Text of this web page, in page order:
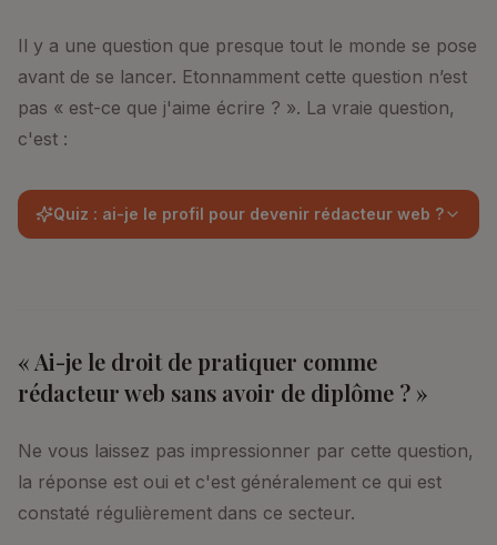
Il y a une question que presque tout le monde se pose
avant de se lancer. Etonnamment cette question n’est
pas « est-ce que j'aime écrire ? ». La vraie question,
c'est :
Quiz : ai-je le profil pour devenir rédacteur web ?
« Ai-je le droit de pratiquer comme
rédacteur web sans avoir de diplôme ? »
Ne vous laissez pas impressionner par cette question,
la réponse est oui et c'est généralement ce qui est
constaté régulièrement dans ce secteur.